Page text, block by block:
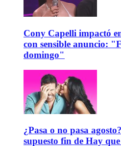
Cony Capelli impactó
con sensible anuncio:
domingo"
¿Pasa o no pasa
supuesto fin de Hay